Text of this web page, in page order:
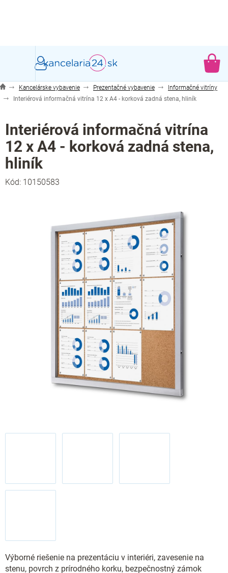
Kancelárske vybavenie Prezentačné vybavenie
Informačné vitríny
Interiérová informačná vitrína 12 x A4 - korková zadná stena, hliník
Interiérová informačná vitrína
12 x A4 - korková zadná stena,
hliník
Kód: 10150583
Výborné riešenie na prezentáciu v interiéri, zavesenie na
stenu, povrch z prírodného korku, bezpečnostný zámok